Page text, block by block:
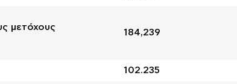
μετόχους
184,239
102.235